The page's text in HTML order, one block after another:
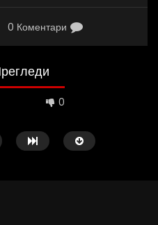
0 Коментари
0